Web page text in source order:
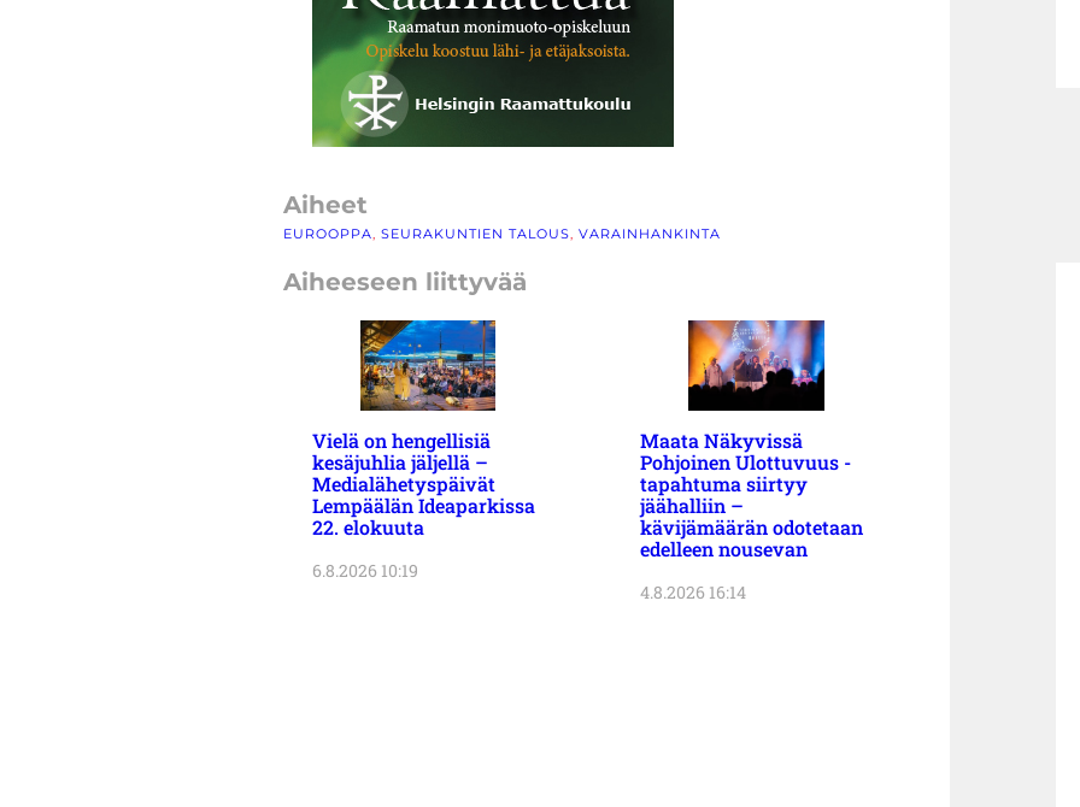
Aiheet
EUROOPPA SEURAKUNTIEN TALOUS VARAINHANKINTA
Aiheeseen liittyvää
Vielä on hengellisiä
kesäjuhlia jäljellä –
Medialähetyspäivät
Lempäälän Ideaparkissa
22. elokuuta
6.8.2026 10:19
Maata Näkyvissä
Pohjoinen Ulottuvuus -
tapahtuma siirtyy
jäähalliin –
kävijämäärän odotetaan
edelleen nousevan
4.8.2026 16:14